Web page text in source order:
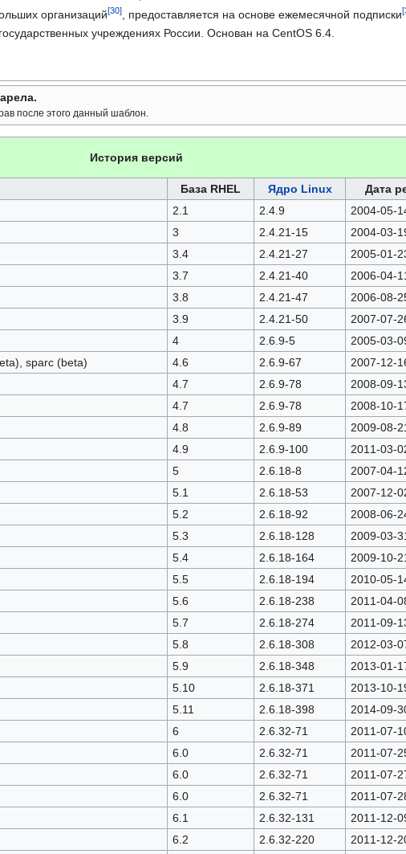
организаций , предоставляется на основе ежемесячной подписки
учреждениях России. Основан на CentOS 6.4.
после этого данный шаблон.
История версий
База RHEL Ядро Linux Дата
2.1 2.4.9 2004-05-
3 2.4.21-15 2004-03-
3.4 2.4.21-27 2005-01-
3.7 2.4.21-40 2006-04-
3.8 2.4.21-47 2006-08-
3.9 2.4.21-50 2007-07-
4 2.6.9-5 2005-03-
sparc (beta) 4.6 2.6.9-67 2007-12-
4.7 2.6.9-78 2008-09-
4.7 2.6.9-78 2008-10-
4.8 2.6.9-89 2009-08-
4.9 2.6.9-100 2011-03-
5 2.6.18-8 2007-04-
5.1 2.6.18-53 2007-12-
5.2 2.6.18-92 2008-06-
5.3 2.6.18-128 2009-03-
5.4 2.6.18-164 2009-10-
5.5 2.6.18-194 2010-05-
5.6 2.6.18-238 2011-04-
5.7 2.6.18-274 2011-09-
5.8 2.6.18-308 2012-03-
5.9 2.6.18-348 2013-01-
5.10 2.6.18-371 2013-10-
5.11 2.6.18-398 2014-09-
6 2.6.32-71 2011-07-
6.0 2.6.32-71 2011-07-
6.0 2.6.32-71 2011-07-
6.0 2.6.32-71 2011-07-
6.1 2.6.32-131 2011-12-
6.2 2.6.32-220 2011-12-